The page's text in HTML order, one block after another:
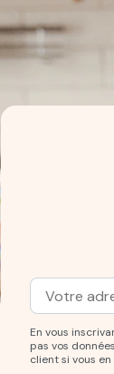
Adresse mail
Entrez
En vous
pas vos
client si vous en